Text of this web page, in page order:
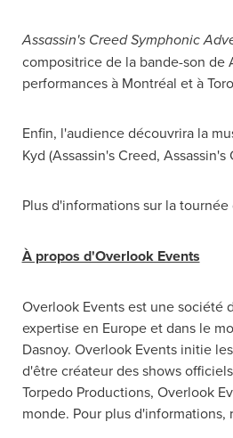
Assassin's Creed Symphonic
compositrice de la bande-son de
performances à Montréal et à
Enfin, l'audience découvrira la
Kyd (Assassin's Creed,
Plus d'informations sur la
À propos d'Overlook Events
Overlook Events est une société
expertise en Europeet dans le
Dasnoy. Overlook Events initie
d'être créateur des shows
Torpedo Productions, Overlook
monde. Pour plus d'informations,